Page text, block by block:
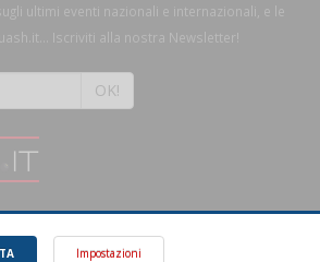
ultimi eventi nazionali e internazionali, e le
Iscriviti alla nostra Newsletter!
OK!
Impostazioni